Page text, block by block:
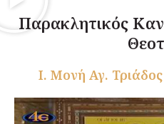
Παρακλητικός
Ι. Μονή Αγ.